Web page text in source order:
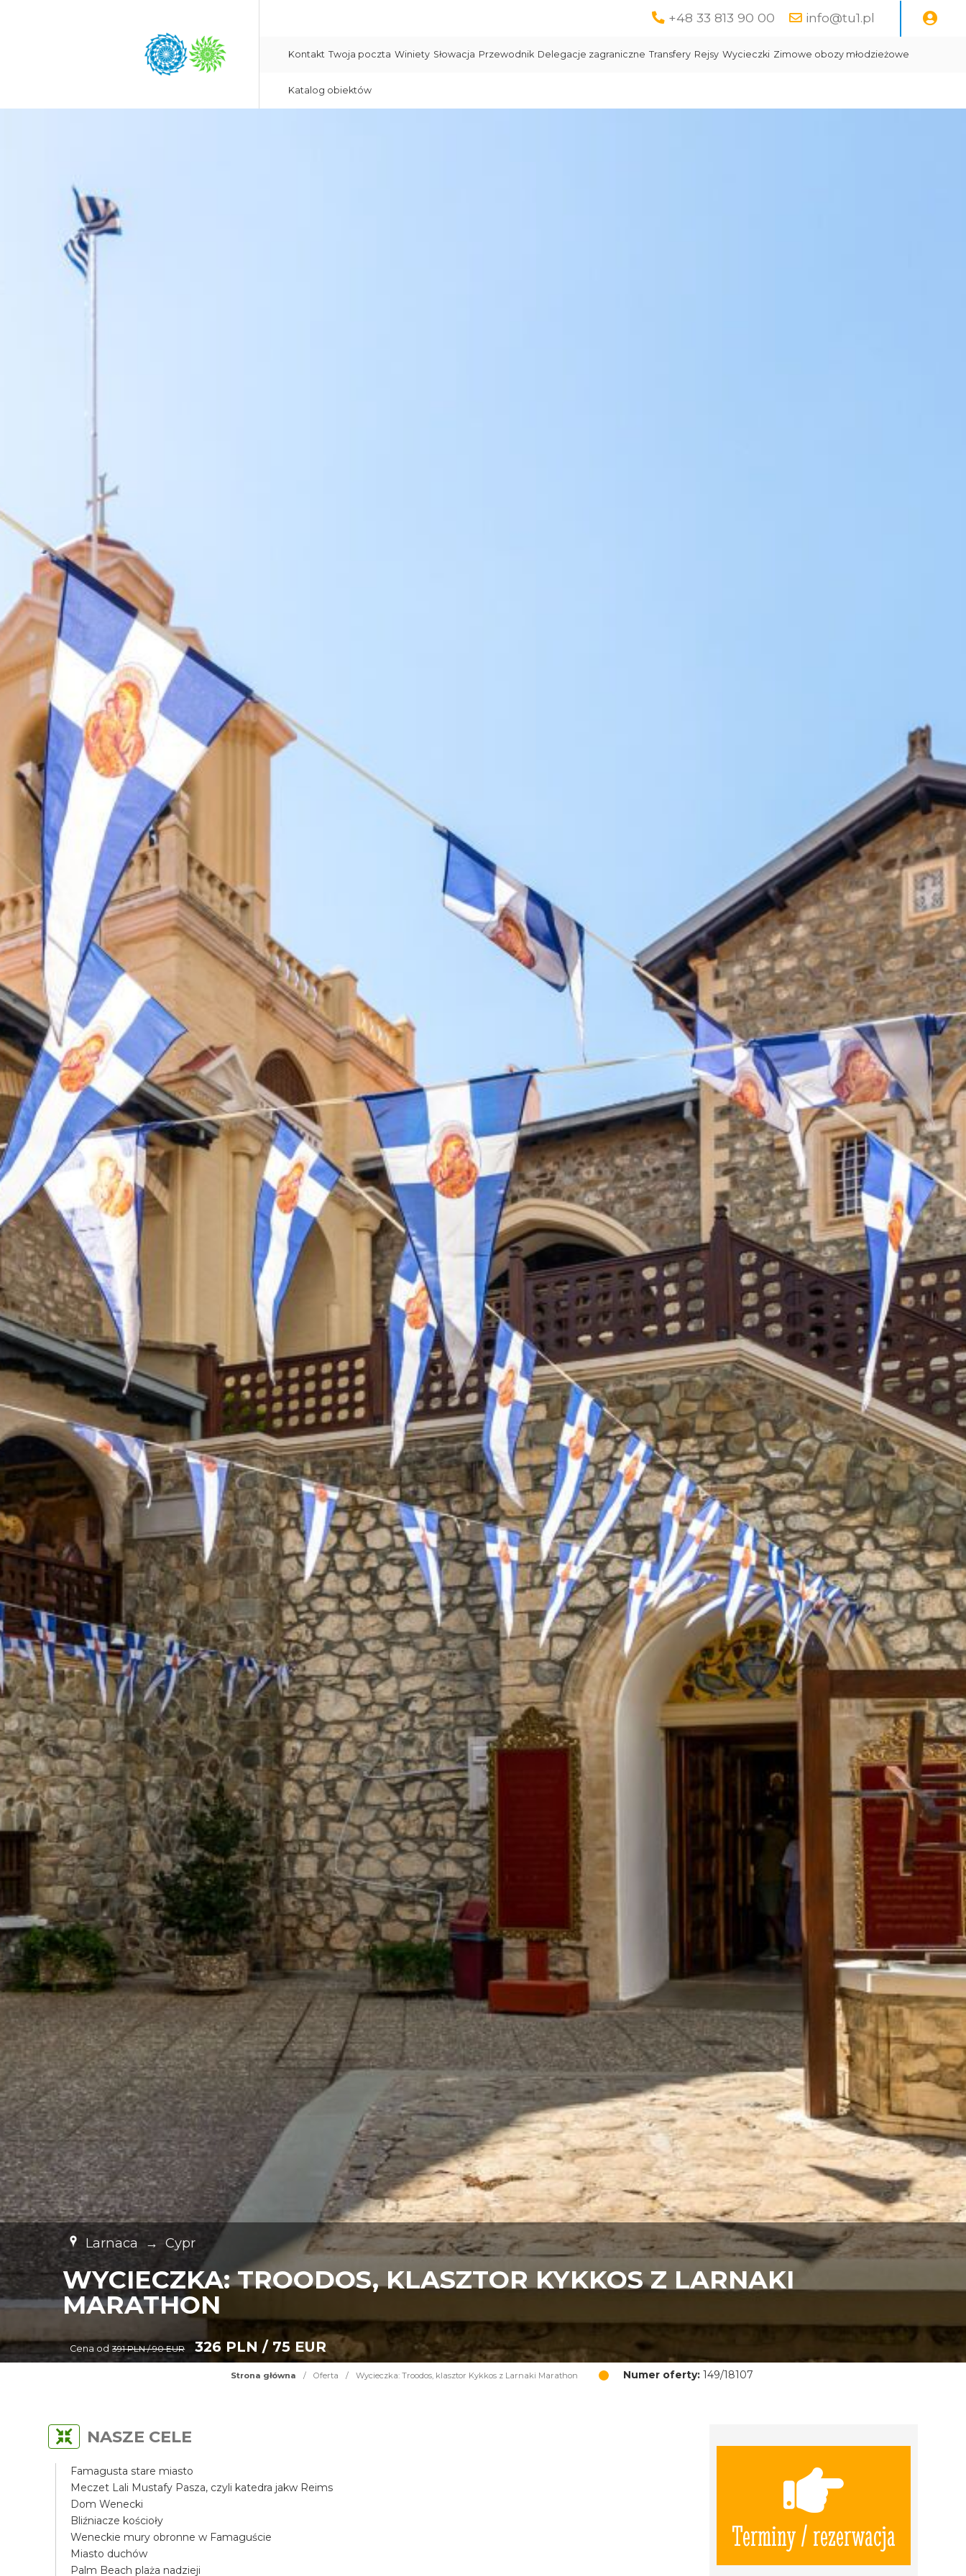
+48 33 813 90 00 info@tu1.pl
Kontakt Twoja poczta Winiety Słowacja Przewodnik Delegacje zagraniczne Transfery Rejsy Wycieczki Zimowe obozy młodzieżowe
Katalog obiektów
Larnaca → Cypr
WYCIECZKA: TROODOS, KLASZTOR KYKKOS Z LARNAKI
MARATHON
Cena od 391 PLN / 90 EUR 326 PLN / 75 EUR
Strona główna / Oferta / Wycieczka: Troodos, klasztor Kykkos z Larnaki Marathon Numer oferty: 149/18107
Terminy / rezerwacja
NASZE CELE
Famagusta stare miasto
Meczet Lali Mustafy Pasza, czyli katedra jakw Reims
Dom Wenecki
Bliźniacze kościoły
Weneckie mury obronne w Famaguście
Miasto duchów
Palm Beach plaża nadzieji